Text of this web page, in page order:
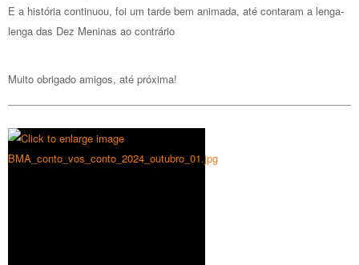
E a história continuou, foi um tarde bem animada, até contaram a lenga-
lenga das Dez Meninas ao contrário
Muito obrigado amigos, até próxima!